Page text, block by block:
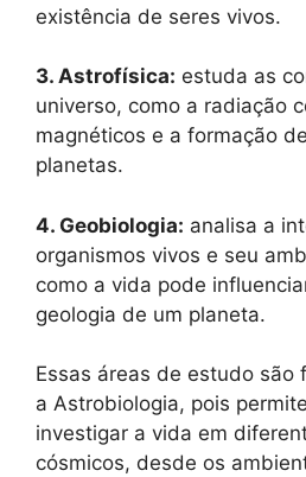
existência de seres vivos.
3. Astrofísica: estuda as
universo, como a radiação
magnéticos e a formação
planetas.
4. Geobiologia: analisa a
organismos vivos e seu
como a vida pode
geologia de um planeta.
Essas áreas de estudo são
a Astrobiologia, pois
investigar a vida em
cósmicos, desde os